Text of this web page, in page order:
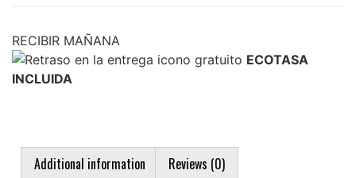
RECIBIR MAÑANA
ECOTASA
INCLUIDA
Additional information Reviews (0)